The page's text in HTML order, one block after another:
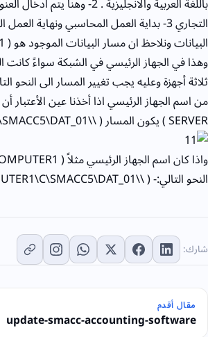
وهذا في الجهاز الرئيسي في الشبكة سواءً كانت
ثلاثة أجهزة وعليه يجب تغيير المسار الى النحو
من اسم الجهاز الرئيسي اذا أخذنا عين الأعتبار
SERVER ) يكون المسار ( \\SERVER\C\SMACC5\DAT_01 )
النحو التالي:- ( \\COMPUTER1\C\SMACC5\DAT_01 )
شارك:
مقال أقدم
update-smacc-accounting-software